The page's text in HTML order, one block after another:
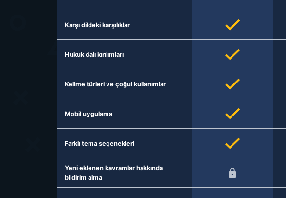
Karşı dildeki karşılıklar
Hukuk dalı kırılımları
Kelime türleri ve çoğul kullanımlar
Mobil uygulama
Farklı tema seçenekleri
Yeni eklenen kavramlar hakkında
bildirim alma